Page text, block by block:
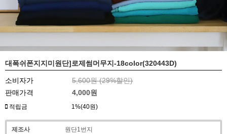
대폭쉬폰지지미원단]로제썸머무지-18color(320443D)
소비자가 5,600원 (29%할인)
판매가격
4,000원
적립금 1%(40원)
제조사
원단1번지